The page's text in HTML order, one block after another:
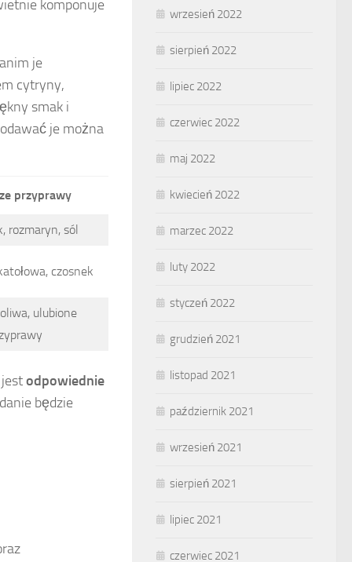
komponuje
je
cytryny,
smak i
je można
przyprawy
rozmaryn, sól
czosnek
ulubione
odpowiednie
będzie
wrzesień 2022
sierpień 2022
lipiec 2022
czerwiec 2022
maj 2022
kwiecień 2022
marzec 2022
luty 2022
styczeń 2022
grudzień 2021
listopad 2021
październik 2021
wrzesień 2021
sierpień 2021
lipiec 2021
czerwiec 2021